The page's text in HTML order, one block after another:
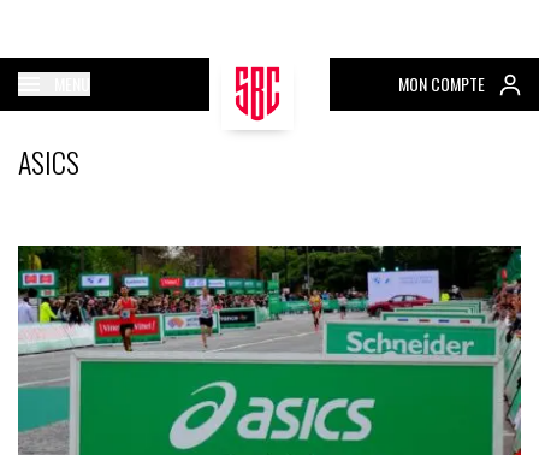
MON COMPTE
ASICS